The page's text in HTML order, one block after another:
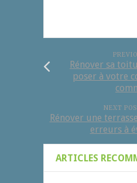
Rénover sa
poser à votre
NEXT
Rénover une
erreurs à
ARTICLES